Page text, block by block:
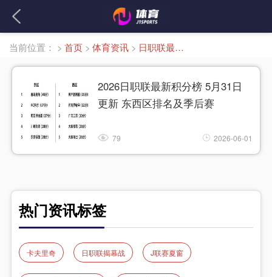
当前位置： > 首页 > 体育资讯 > 日职联最新排名
2026日职联最新积分榜 5月31日
更新 东西区排名及季后赛
79 2026-06-01
热门资讯标签
卡夫里奇 日职联揭幕战 J联赛夏窗